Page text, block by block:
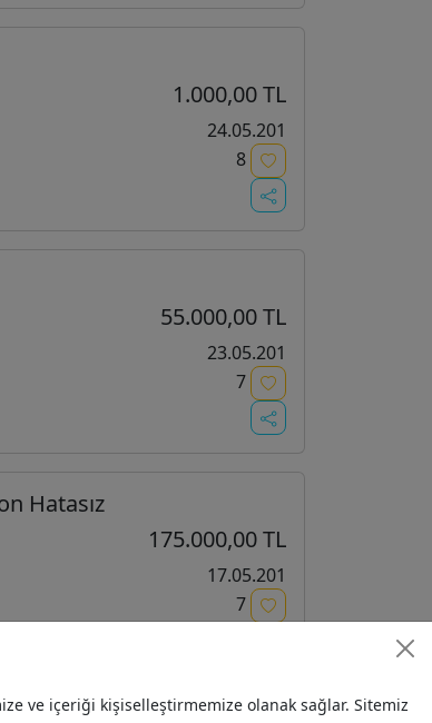
1.000,00 TL
24.05.201
8
55.000,00 TL
23.05.201
7
Hatasız
175.000,00 TL
17.05.201
7
ve içeriği kişiselleştirmemize olanak sağlar. Sitemiz